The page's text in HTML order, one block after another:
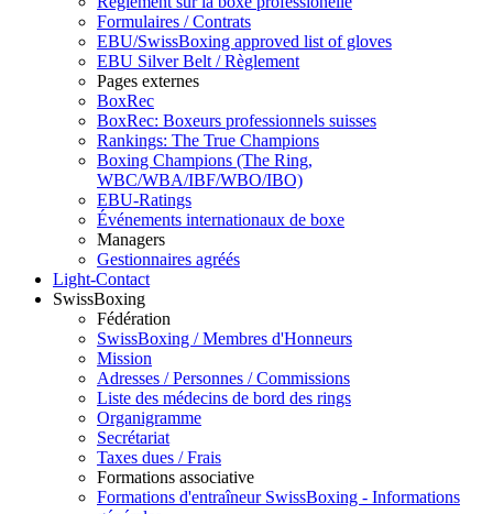
Formulaires / Contrats
EBU/SwissBoxing approved list of gloves
EBU Silver Belt / Règlement
Pages externes
BoxRec
BoxRec: Boxeurs professionnels suisses
Rankings: The True Champions
Boxing Champions (The Ring,
WBC/WBA/IBF/WBO/IBO)
EBU-Ratings
Événements internationaux de boxe
Managers
Gestionnaires agréés
Light-Contact
SwissBoxing
Fédération
SwissBoxing / Membres d'Honneurs
Mission
Adresses / Personnes / Commissions
Liste des médecins de bord des rings
Organigramme
Secrétariat
Taxes dues / Frais
Formations associative
Formations d'entraîneur SwissBoxing - Informations